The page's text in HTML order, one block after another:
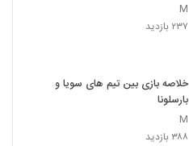
M
۲۳۷ بازدید
خلاصه بازی بین تیم های سویا و
بارسلونا
M
۳۸۸ بازدید